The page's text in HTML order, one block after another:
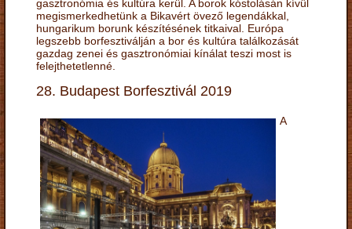
gasztronómia és kultúra kerül. A borok kóstolásán kívül
megismerkedhetünk a Bikavért övező legendákkal,
hungarikum borunk készítésének titkaival. Európa
legszebb borfesztiválján a bor és kultúra találkozását
gazdag zenei és gasztronómiai kínálat teszi most is
felejthetetlenné.
28. Budapest Borfesztivál 2019
A